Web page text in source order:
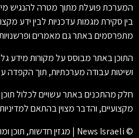
המערכת פועלת מתוך מטרה להנגיש
בין סקירת מגמות עדכניות לבין ידע
מתפרסמים באתר גם מאמרים
התוכן באתר מבוסס על מקורות מידע
ושיטות עבודה מערכתיות, תוך הקפדה על
חלק מהתכנים באתר עשויים לכלול תוכן
מקצועיים, והדבר מצוין בהתאם
© News Israeli | מגזין חדשות, תוכן ומומחים | כל הזכויות שמורות